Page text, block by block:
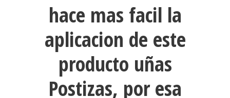
hace mas facil la
aplicacion de este
producto uñas
Postizas, por esa